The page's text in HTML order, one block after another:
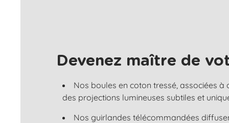
Devenez maître de
Nos boules en coton tressé, associées à
des projections lumineuses subtiles et
Nos guirlandes télécommandées